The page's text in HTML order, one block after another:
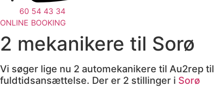
60 54 43 34
ONLINE BOOKING
2 mekanikere til Sorø
Vi søger lige nu 2 automekanikere til Au2rep til
fuldtidsansættelse. Der er 2 stillinger i Sorø